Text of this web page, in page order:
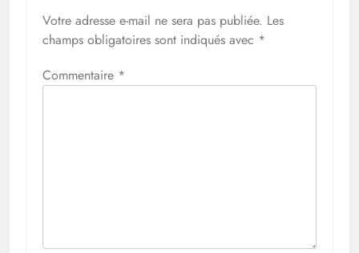
Votre adresse e-mail ne sera pas publiée. Les
champs obligatoires sont indiqués avec *
Commentaire *